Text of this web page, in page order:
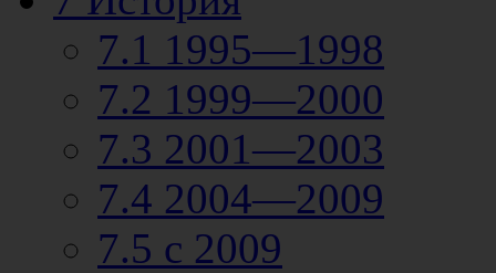
7.1 1995—1998
7.2 1999—2000
7.3 2001—2003
7.4 2004—2009
7.5 с 2009